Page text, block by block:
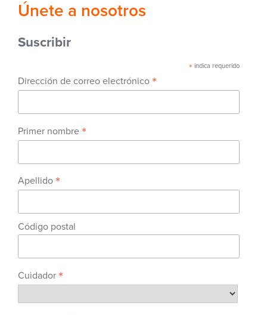
Únete a nosotros
Suscribir
* indica requerido
Dirección de correo electrónico *
Primer nombre *
Apellido *
Código postal
Cuidador *